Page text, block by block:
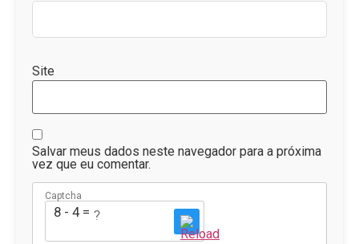
Site
Salvar meus dados neste navegador para a próxima
vez que eu comentar.
Captcha
8 - 4 = ?